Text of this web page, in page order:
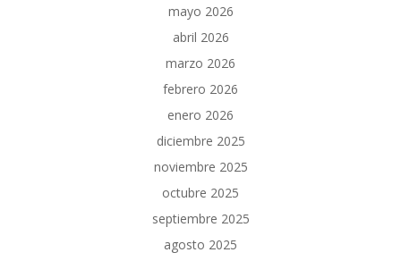
mayo 2026
abril 2026
marzo 2026
febrero 2026
enero 2026
diciembre 2025
noviembre 2025
octubre 2025
septiembre 2025
agosto 2025